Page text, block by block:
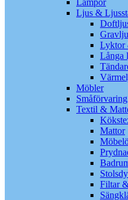
Lampor
Ljus &
Lyktor
Långa
Möbler
Småförvaring
Textil &
Mattor
Filtar